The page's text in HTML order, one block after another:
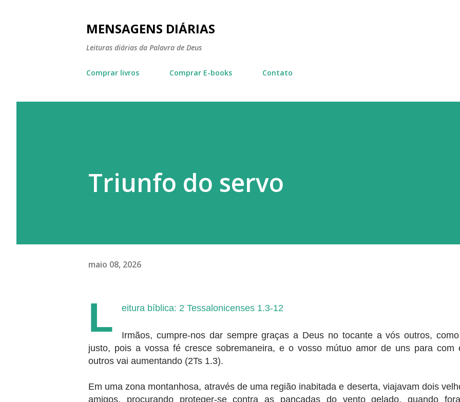
MENSAGENS DIÁRIAS
Leituras diárias da Palavra de Deus
Comprar livros Comprar E-books Contato
Triunfo do servo
maio 08, 2026
L eitura bíblica: 2 Tessalonicenses 1.3-12
Irmãos, cumpre-nos dar sempre graças a Deus no tocante a vós outros,
justo, pois a vossa fé cresce sobremaneira, e o vosso mútuo amor de uns para com
outros vai aumentando (2Ts 1.3).
Em uma zona montanhosa, através de uma região inabitada e deserta, viajavam dois
amigos, procurando proteger-se contra as pancadas do vento gelado, quando